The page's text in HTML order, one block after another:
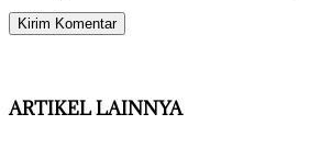
ARTIKEL LAINNYA